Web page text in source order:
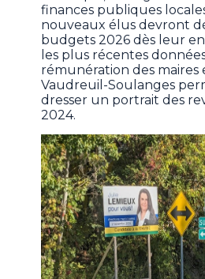
finances publiques
nouveaux élus devront
budgets 2026 dès leur
les plus récentes
rémunération des maires
Vaudreuil-Soulanges
dresser un portrait des
2024.